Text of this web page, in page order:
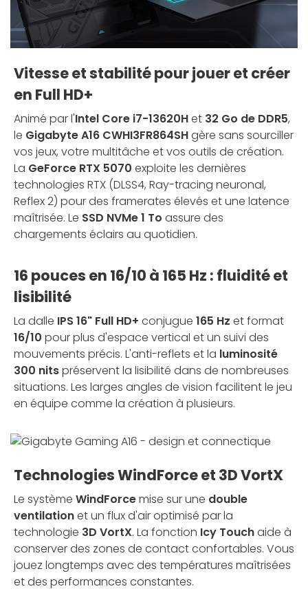
Vitesse et stabilité pour jouer et créer
en Full HD+
Animé par l'Intel Core i7-13620Het 32 Go de DDR5,
le Gigabyte A16 CWHI3FR864SHgère sans sourciller
vos jeux, votre multitâche et vos outils de création.
La GeForce RTX 5070 exploite les dernières
technologies RTX (DLSS4, Ray-tracing neuronal,
Reflex 2) pour des framerates élevés et une latence
maîtrisée. Le SSD NVMe 1 To assure des
chargements éclairs au quotidien.
16 pouces en 16/10 à 165 Hz : fluidité et
lisibilité
La dalle IPS 16" Full HD+ conjugue 165 Hz et format
16/10 pour plus d'espace vertical et un suivi des
mouvements précis. L'anti-reflets et la luminosité
300 nitspréservent la lisibilité dans de nombreuses
situations. Les larges angles de vision facilitent le jeu
en équipe comme la création à plusieurs.
Technologies WindForce et 3D VortX
Le système WindForcemise sur une double
ventilationet un flux d'air optimisé par la
technologie 3D VortX. La fonction Icy Touchaide à
conserver des zones de contact confortables. Vous
jouez longtemps avec des températures maîtrisées
et des performances constantes.